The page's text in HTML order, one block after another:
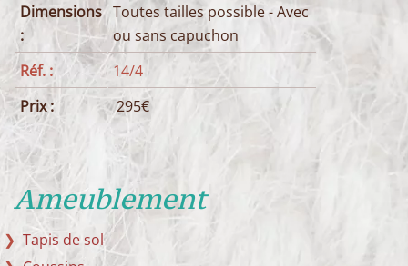
Dimensions
:
Toutes tailles possible - Avec
ou sans capuchon
Réf. :
14/4
Prix :
295€
Ameublement
Tapis de sol